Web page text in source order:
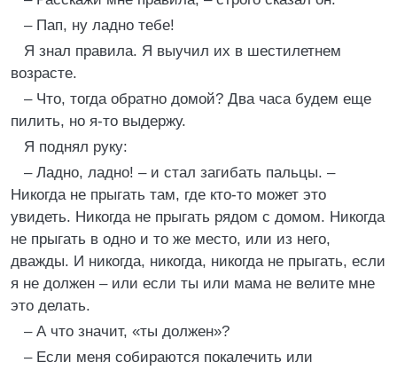
– Пап, ну ладно тебе!
Я знал правила. Я выучил их в шестилетнем
возрасте.
– Что, тогда обратно домой? Два часа будем еще
пилить, но я-то выдержу.
Я поднял руку:
– Ладно, ладно! – и стал загибать пальцы. –
Никогда не прыгать там, где кто-то может это
увидеть. Никогда не прыгать рядом с домом. Никогда
не прыгать в одно и то же место, или из него,
дважды. И никогда, никогда, никогда не прыгать, если
я не должен – или если ты или мама не велите мне
это делать.
– А что значит, «ты должен»?
– Если меня собираются покалечить или